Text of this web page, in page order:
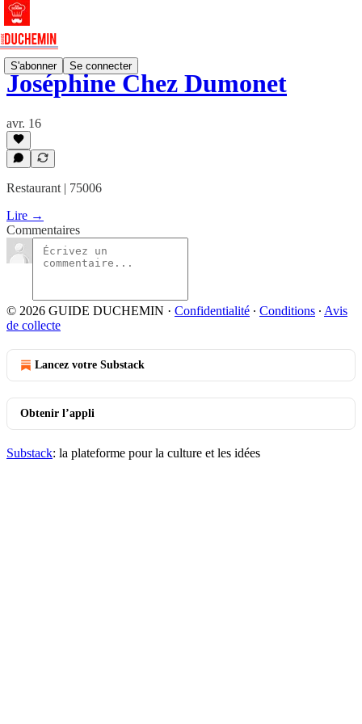
S'abonner Se connecter
Joséphine Chez Dumonet
avr. 16
Restaurant | 75006
Lire →
Commentaires
© 2026 GUIDE DUCHEMIN · Confidentialité ∙ Conditions ∙ Avis
de collecte
Lancez votre Substack
Obtenir l’appli
Substack: la plateforme pour la culture et les idées